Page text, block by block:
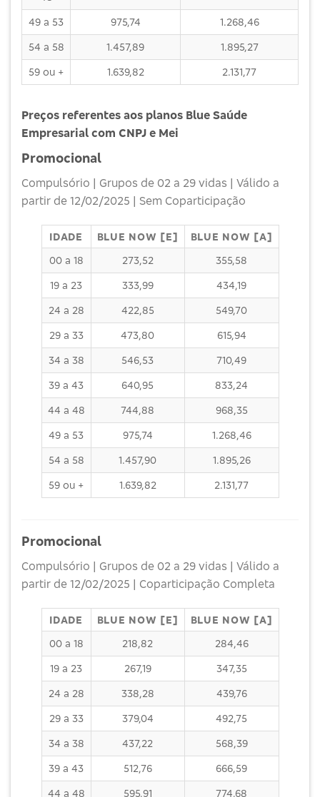
49 a 53 975,74 1.268,46
54 a 58 1.457,89 1.895,27
59 ou + 1.639,82 2.131,77
Preços referentes aos planos Blue Saúde
Empresarial com CNPJ e Mei
Promocional
Compulsório | Grupos de 02 a 29 vidas | Válido a
partir de 12/02/2025 | Sem Coparticipação
IDADE BLUE NOW [E]
BLUE NOW [A]
00 a 18
273,52 355,58
19 a 23 333,99 434,19
24 a 28 422,85 549,70
29 a 33 473,80 615,94
34 a 38 546,53 710,49
39 a 43 640,95 833,24
44 a 48 744,88 968,35
49 a 53 975,74 1.268,46
54 a 58 1.457,90 1.895,26
59 ou + 1.639,82 2.131,77
Promocional
Compulsório | Grupos de 02 a 29 vidas | Válido a
partir de 12/02/2025 | Coparticipação Completa
IDADE BLUE NOW [E]
BLUE NOW [A]
00 a 18
218,82 284,46
19 a 23 267,19 347,35
24 a 28 338,28 439,76
29 a 33 379,04 492,75
34 a 38 437,22 568,39
39 a 43 512,76 666,59
44 a 48 595,91 774,68